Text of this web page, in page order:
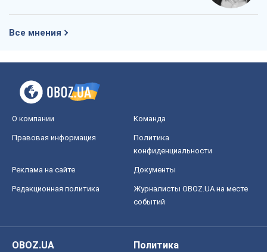
Все мнения
О компании Команда
Правовая информация
Политика
конфиденциальности
Реклама на сайте Документы
Редакционная политика
Журналисты OBOZ.UA на месте
событий
OBOZ.UA
Политика